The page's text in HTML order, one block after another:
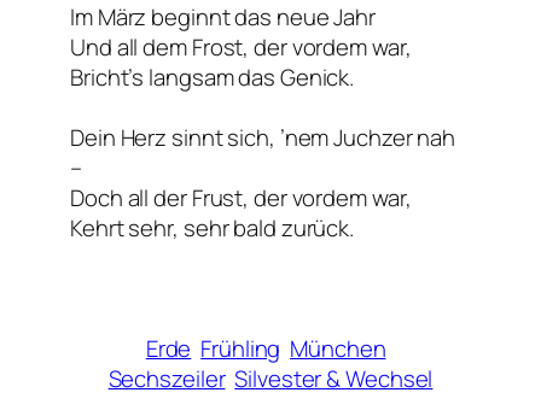
Im März beginnt das neue Jahr
Und all dem Frost, der vordem war,
Bricht’s langsam das Genick.
Dein Herz sinnt sich, ’nem Juchzer nah
–
Doch all der Frust, der vordem war,
Kehrt sehr, sehr bald zurück.
Erde Frühling München
Sechszeiler Silvester & Wechsel